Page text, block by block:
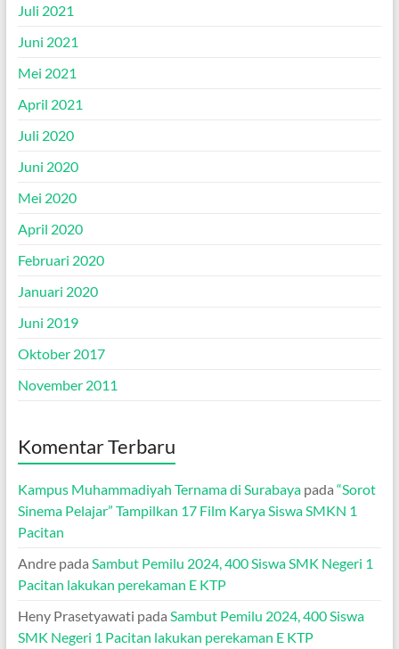
Juli 2021
Juni 2021
Mei 2021
April 2021
Juli 2020
Juni 2020
Mei 2020
April 2020
Februari 2020
Januari 2020
Juni 2019
Oktober 2017
November 2011
Komentar Terbaru
Kampus Muhammadiyah Ternama di Surabayapada “Sorot
Sinema Pelajar” Tampilkan 17 Film Karya Siswa SMKN 1
Pacitan
Andrepada Sambut Pemilu 2024, 400 Siswa SMK Negeri 1
Pacitan lakukan perekaman E KTP
Heny Prasetyawati pada Sambut Pemilu 2024, 400 Siswa
SMK Negeri 1 Pacitan lakukan perekaman E KTP